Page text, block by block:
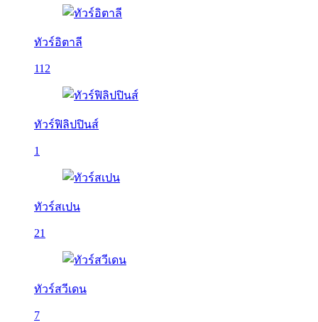
ทัวร์อิตาลี
112
ทัวร์ฟิลิปปินส์
1
ทัวร์สเปน
21
ทัวร์สวีเดน
7